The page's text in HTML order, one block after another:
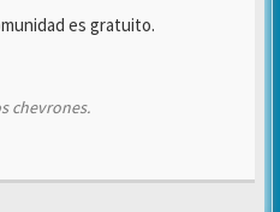
es gratuito.
chevrones.